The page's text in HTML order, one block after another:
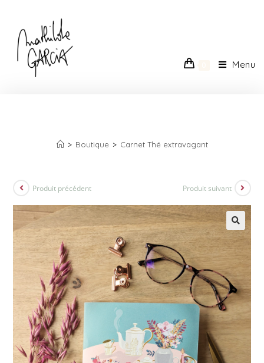
Menu
> Boutique > Carnet Thé extravagant
Produit précédent Produit suivant
🔍